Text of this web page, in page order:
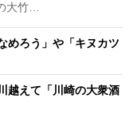
大竹…
めろう」や「キヌカツ
越えて「川崎の大衆酒